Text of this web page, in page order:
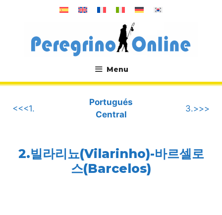
뛰
Menu
.
<<<1.
Portugués
Central
3.>>>
2.빌라리뇨(Vilarinho)-바르셀로
스(Barcelos)